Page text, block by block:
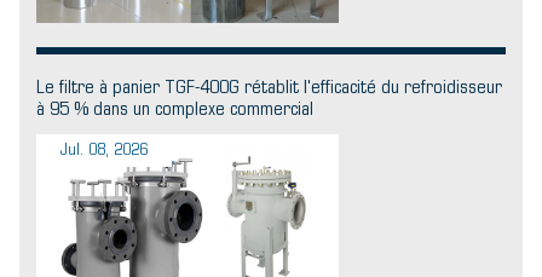
Le filtre à panier TGF-400G rétablit l'efficacité du refroidisseur
à 95 % dans un complexe commercial
Jul. 08, 2026